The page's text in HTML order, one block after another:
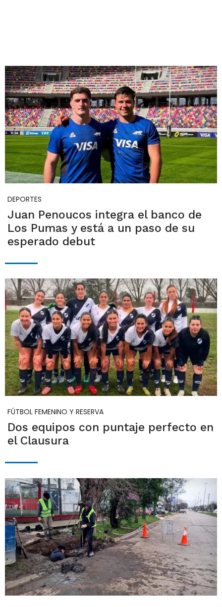
DEPORTES
Juan Penoucos integra el banco de
Los Pumas y está a un paso de su
esperado debut
FÚTBOL FEMENINO Y RESERVA
Dos equipos con puntaje perfecto en
el Clausura